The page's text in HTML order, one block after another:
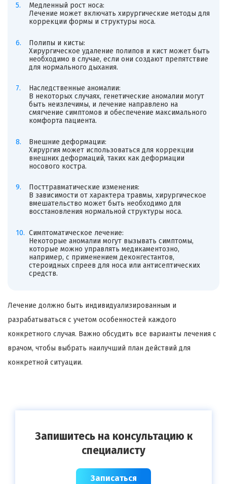
Медленный рост носа:
Лечение может включать хирургические методы для
коррекции формы и структуры носа.
Полипы и кисты:
Хирургическое удаление полипов и кист может быть
необходимо в случае, если они создают препятствие
для нормального дыхания.
Наследственные аномалии:
В некоторых случаях, генетические аномалии могут
быть неизлечимы, и лечение направлено на
смягчение симптомов и обеспечение максимального
комфорта пациента.
Внешние деформации:
Хирургия может использоваться для коррекции
внешних деформаций, таких как деформации
носового костра.
Посттравматические изменения:
В зависимости от характера травмы, хирургическое
вмешательство может быть необходимо для
восстановления нормальной структуры носа.
Симптоматическое лечение:
Некоторые аномалии могут вызывать симптомы,
которые можно управлять медикаментозно,
например, с применением деконгестантов,
стероидных спреев для носа или антисептических
средств.
Лечение должно быть индивидуализированным и
разрабатываться с учетом особенностей каждого
конкретного случая. Важно обсудить все варианты лечения с
врачом, чтобы выбрать наилучший план действий для
конкретной ситуации.
Запишитесь на консультацию к
специалисту
Записаться